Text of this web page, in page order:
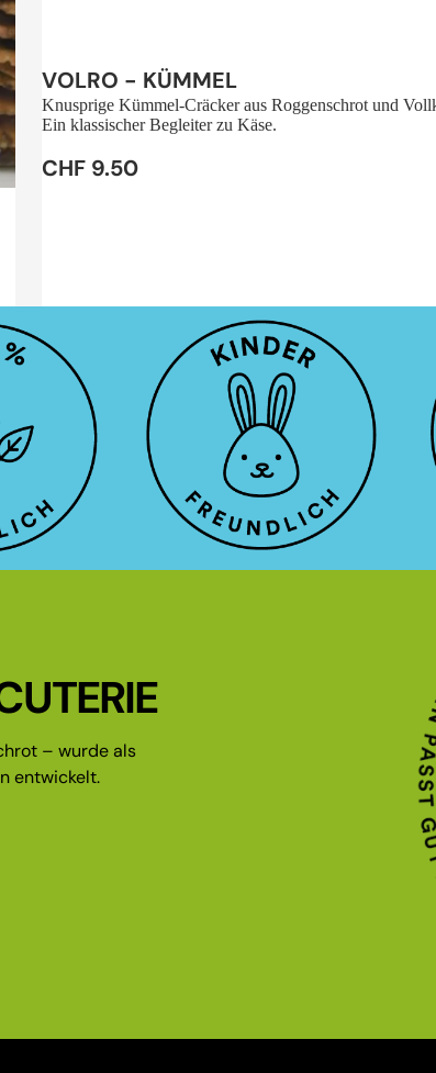
VOLRO - KÜMMEL
Knusprige Kümmel-Cräcker aus Roggenschrot und
Ein klassischer Begleiter zu Käse.
CHF 9.50
– wurde als
entwickelt.